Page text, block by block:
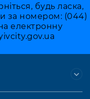
будь ласка,
за номером: (044)
електронну